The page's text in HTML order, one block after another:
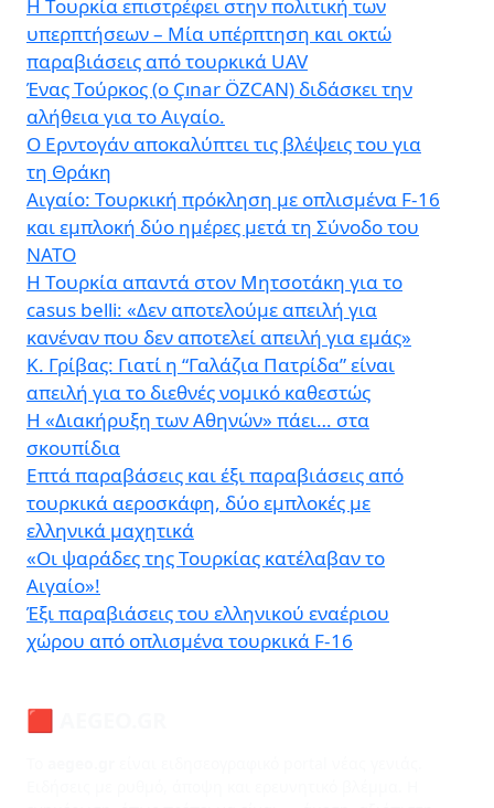
Η Τουρκία επιστρέφει στην πολιτική των
υπερπτήσεων – Μία υπέρπτηση και οκτώ
παραβιάσεις από τουρκικά UAV
Ένας Τούρκος (ο Çınar ÖZCAN) διδάσκει την
αλήθεια για το Αιγαίο.
Ο Ερντογάν αποκαλύπτει τις βλέψεις του για
τη Θράκη
Αιγαίο: Τουρκική πρόκληση με οπλισμένα F-16
και εμπλοκή δύο ημέρες μετά τη Σύνοδο του
ΝΑΤΟ
Η Τουρκία απαντά στον Μητσοτάκη για το
casus belli: «Δεν αποτελούμε απειλή για
κανέναν που δεν αποτελεί απειλή για εμάς»
Κ. Γρίβας: Γιατί η “Γαλάζια Πατρίδα” είναι
απειλή για το διεθνές νομικό καθεστώς
Η «Διακήρυξη των Αθηνών» πάει… στα
σκουπίδια
Επτά παραβάσεις και έξι παραβιάσεις από
τουρκικά αεροσκάφη, δύο εμπλοκές με
ελληνικά μαχητικά
«Οι ψαράδες της Τουρκίας κατέλαβαν το
Αιγαίο»!
Έξι παραβιάσεις του ελληνικού εναέριου
χώρου από οπλισμένα τουρκικά F-16
🟥 AEGEO.GR